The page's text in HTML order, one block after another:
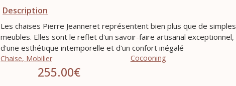
Description
Les chaises Pierre Jeanneret représentent bien plus que de simples
meubles. Elles sont le reflet d'un savoir-faire artisanal exceptionnel,
d'une esthétique intemporelle et d'un confort inégalé
Chaise, Mobilier Cocooning
255.00€